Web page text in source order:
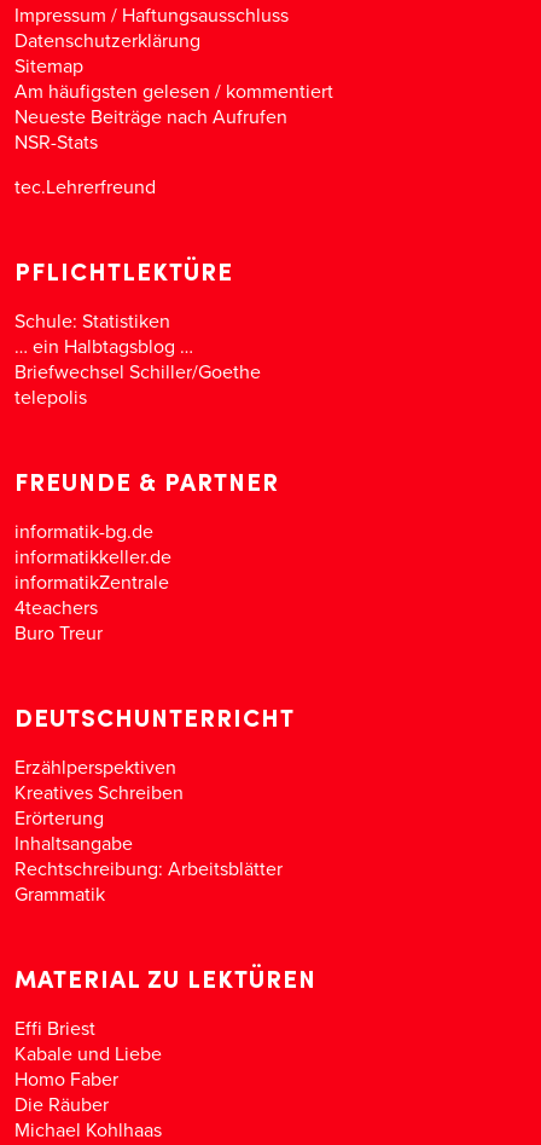
Impressum / Haftungsausschluss
Datenschutzerklärung
Sitemap
Am häufigsten gelesen / kommentiert
Neueste Beiträge nach Aufrufen
NSR-Stats
tec.Lehrerfreund
PFLICHTLEKTÜRE
Schule: Statistiken
… ein Halbtagsblog …
Briefwechsel Schiller/Goethe
telepolis
FREUNDE & PARTNER
informatik-bg.de
informatikkeller.de
informatikZentrale
4teachers
Buro Treur
DEUTSCHUNTERRICHT
Erzählperspektiven
Kreatives Schreiben
Erörterung
Inhaltsangabe
Rechtschreibung: Arbeitsblätter
Grammatik
MATERIAL ZU LEKTÜREN
Effi Briest
Kabale und Liebe
Homo Faber
Die Räuber
Michael Kohlhaas